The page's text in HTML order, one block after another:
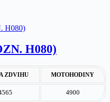
H080)
ZDVIHU MOTOHODINY
4900